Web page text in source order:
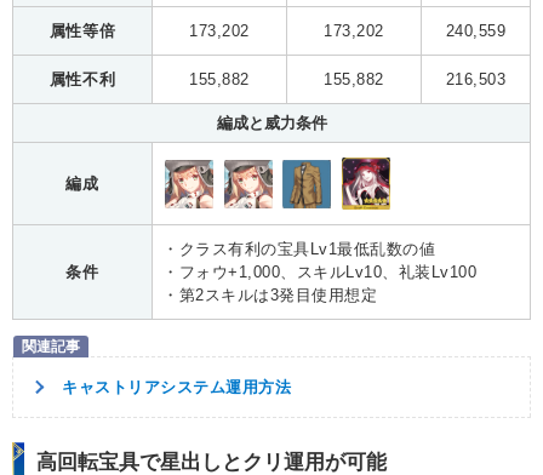
属性等倍 173,202 173,202 240,559
属性不利 155,882 155,882 216,503
編成と威力条件
編成
条件
・クラス有利の宝具Lv1最低乱数の値
・フォウ+1,000、スキルLv10、礼装Lv100
・第2スキルは3発目使用想定
キャストリアシステム運用方法
高回転宝具で星出しとクリ運用が可能